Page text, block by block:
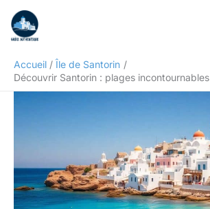
contenu
Accueil
Île de Santorin
Découvrir Santorin : plages incontournables
Rechercher